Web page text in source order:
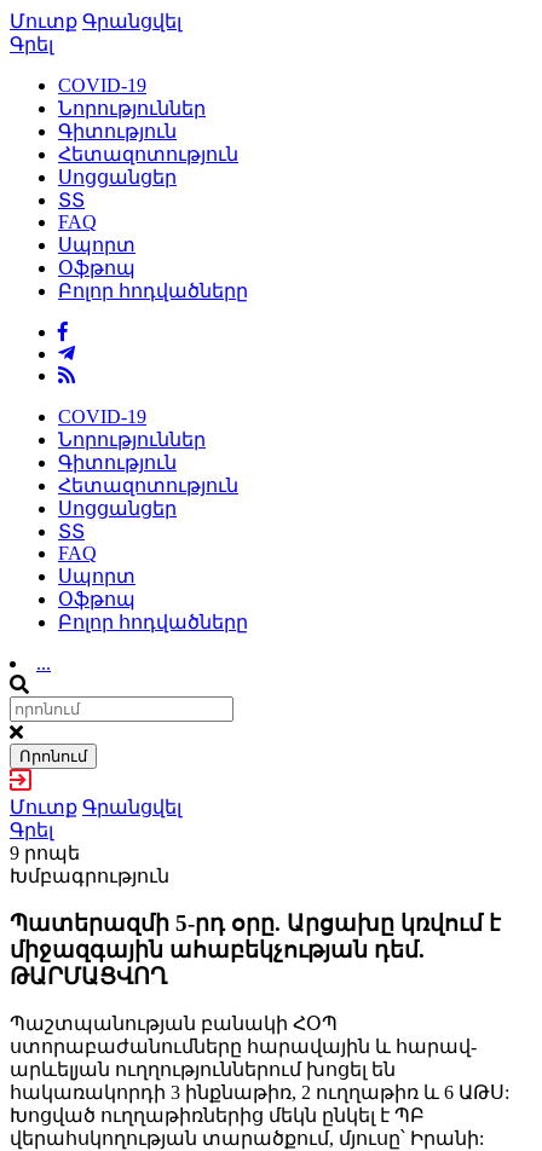
Մուտք Գրանցվել
Գրել
COVID-19
Նորություններ
Գիտություն
Հետազոտություն
Սոցցանցեր
ՏՏ
FAQ
Սպորտ
Օֆթոպ
Բոլոր հոդվածները
COVID-19
Նորություններ
Գիտություն
Հետազոտություն
Սոցցանցեր
ՏՏ
FAQ
Սպորտ
Օֆթոպ
Բոլոր հոդվածները
...
Որոնում
Մուտք Գրանցվել
Գրել
9 րոպե
Խմբագրություն
Պատերազմի 5-րդ օրը. Արցախը կռվում է
միջազգային ահաբեկչության դեմ.
ԹԱՐՄԱՑՎՈՂ
Պաշտպանության բանակի ՀՕՊ
ստորաբաժանումները հարավային և հարավ-
արևելյան ուղղություններում խոցել են
հակառակորդի 3 ինքնաթիռ, 2 ուղղաթիռ և 6 ԱԹՍ:
Խոցված ուղղաթիռներից մեկն ընկել է ՊԲ
վերահսկողության տարածքում, մյուսը՝ Իրանի: